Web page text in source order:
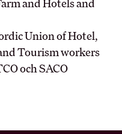
salary
Union of Hotel,
Tourism workers
och SACO